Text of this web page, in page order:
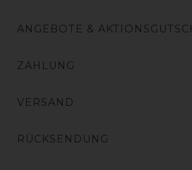
ANGEBOTE &
ZAHLUNG
VERSAND
RÜCKSENDUNG